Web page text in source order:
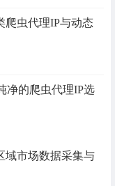
爬虫代理IP与动态
净的爬虫代理IP选
域市场数据采集与